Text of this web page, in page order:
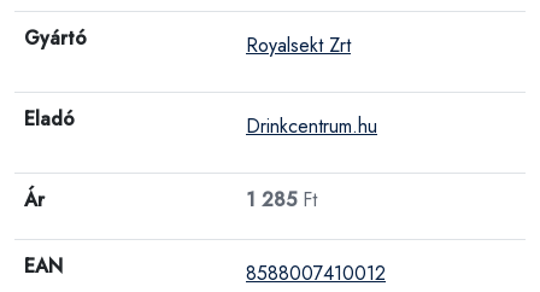
Gyártó Royalsekt Zrt
Eladó Drinkcentrum.hu
Ár 1 285Ft
EAN 8588007410012